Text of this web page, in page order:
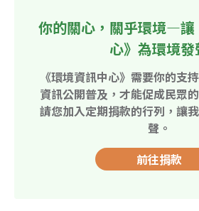
你的關心，關乎環境—讓
心》為環境發
《環境資訊中心》需要你的支
資訊公開普及，才能促成民眾
請您加入定期捐款的行列，讓
聲。
前往捐款